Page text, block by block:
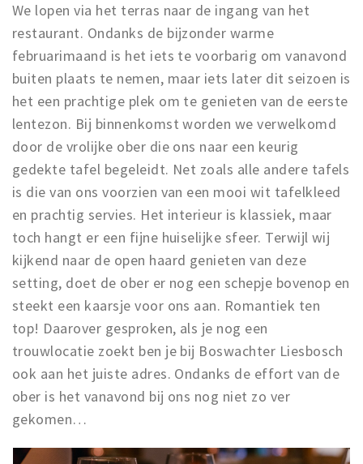
We lopen via het terras naar de ingang van het
restaurant. Ondanks de bijzonder warme
februarimaand is het iets te voorbarig om vanavond
buiten plaats te nemen, maar iets later dit seizoen is
het een prachtige plek om te genieten van de eerste
lentezon. Bij binnenkomst worden we verwelkomd
door de vrolijke ober die ons naar een keurig
gedekte tafel begeleidt. Net zoals alle andere tafels
is die van ons voorzien van een mooi wit tafelkleed
en prachtig servies. Het interieur is klassiek, maar
toch hangt er een fijne huiselijke sfeer. Terwijl wij
kijkend naar de open haard genieten van deze
setting, doet de ober er nog een schepje bovenop en
steekt een kaarsje voor ons aan. Romantiek ten
top! Daarover gesproken, als je nog een
trouwlocatie zoekt ben je bij Boswachter Liesbosch
ook aan het juiste adres. Ondanks de effort van de
ober is het vanavond bij ons nog niet zo ver
gekomen…